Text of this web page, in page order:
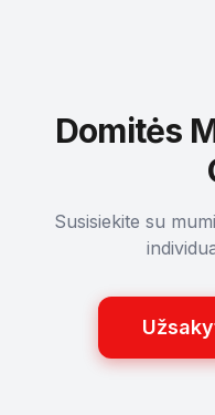
Domitės
Susisiekite su